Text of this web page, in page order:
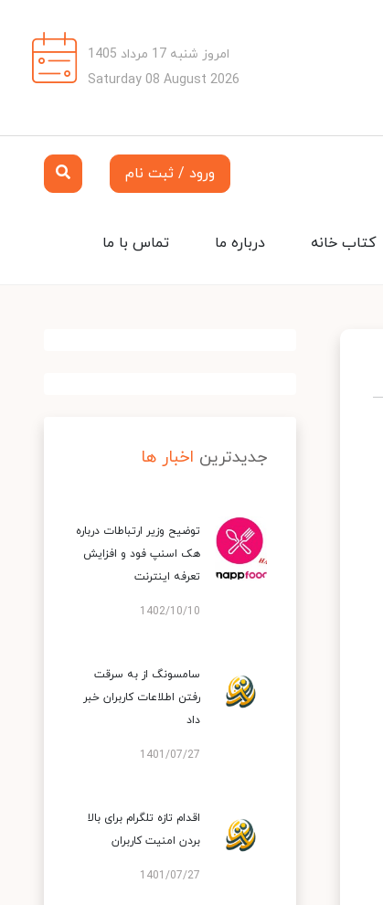
امروز شنبه 17 مرداد 1405
Saturday 08 August 2026
ورود / ثبت نام
تماس با ما درباره ما کتاب خانه
جدیدترین اخبار ها
توضیح وزیر ارتباطات درباره
هک اسنپ‌ فود و افزایش
تعرفه اینترنت
1402/10/10
سامسونگ از به سرقت
رفتن اطلاعات کاربران خبر
داد
1401/07/27
اقدام تازه تلگرام برای بالا
بردن امنیت کاربران
1401/07/27